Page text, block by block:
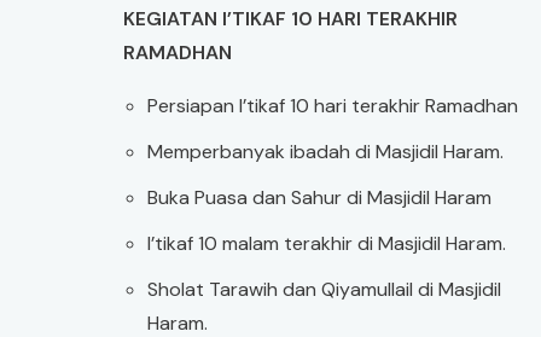
KEGIATAN I’TIKAF 10 HARI TERAKHIR
RAMADHAN
Persiapan I’tikaf 10 hari terakhir Ramadhan
Memperbanyak ibadah di Masjidil Haram.
Buka Puasa dan Sahur di Masjidil Haram
I’tikaf 10 malam terakhir di Masjidil Haram.
Sholat Tarawih dan Qiyamullail di Masjidil
Haram.